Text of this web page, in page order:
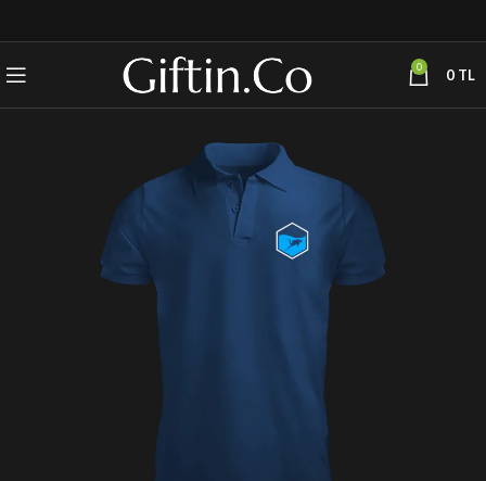
0 0 TL